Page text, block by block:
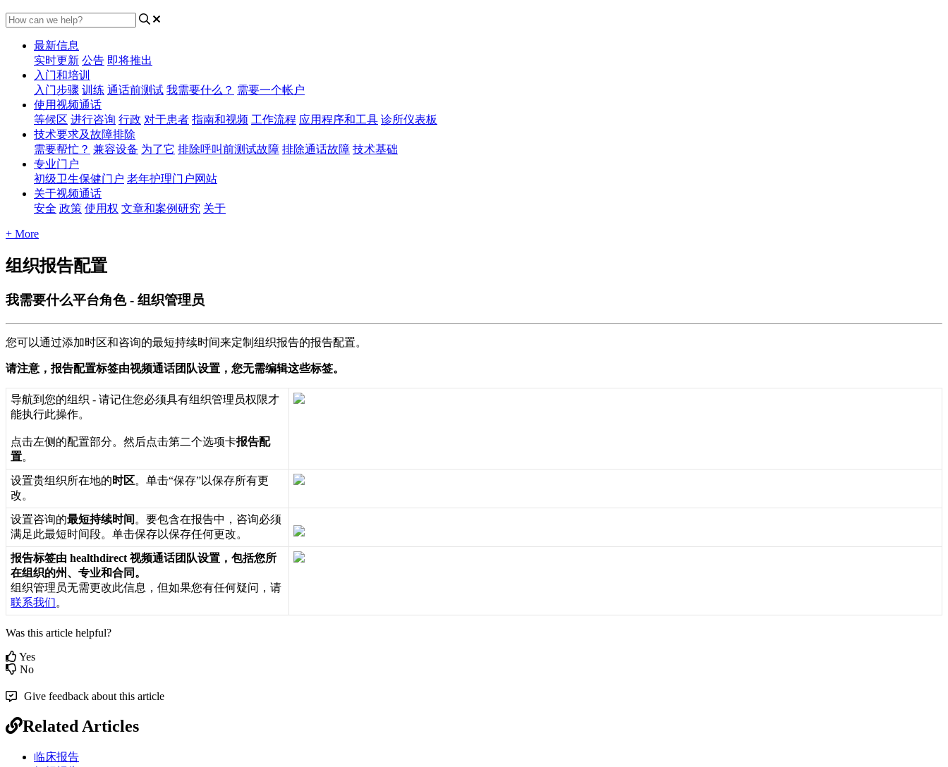
最新信息
实时更新 公告 即将推出
入门和培训
入门步骤 训练 通话前测试 我需要什么？ 需要一个帐户
使用视频通话
等候区 进行咨询 行政 对于患者 指南和视频 工作流程 应用程序和工具 诊所仪表板
技术要求及故障排除
需要帮忙？ 兼容设备 为了它 排除呼叫前测试故障 排除通话故障 技术基础
专业门户
初级卫生保健门户 老年护理门户网站
关于视频通话
安全 政策 使用权 文章和案例研究 关于
+ More
组织报告配置
我需要什么平台角色 - 组织管理员
您可以通过添加时区和咨询的最短持续时间来定制 组织报告的报告配置。
请注意 ， 报告配置标签由视频通话团 队设置 ， 您无需编辑这些标签。
导航到您的组织 - 请记住您必须具有组织管理 员权限才
能执行此操作。
点击左侧 的配置部分。然后点击第二个选项卡报告配
置。
设置贵组织所在地的 时区。单击“保存”以保存所有更
改。
设置咨询的最短持续时间 。要包含在报告中 ， 咨询必须
满足此最短时间段。单击保存以保存任何更改。
报告标签由 healthdirect 视频通话团 队设置 ，包括您所
在组织的州 、专业和合同 。
组织管理 员无需更改此信息 ，但如果您有任何疑问 ，请
联系我们。
Was this article helpful?
Yes
No
Give feedback about this article
Related Articles
临床报告